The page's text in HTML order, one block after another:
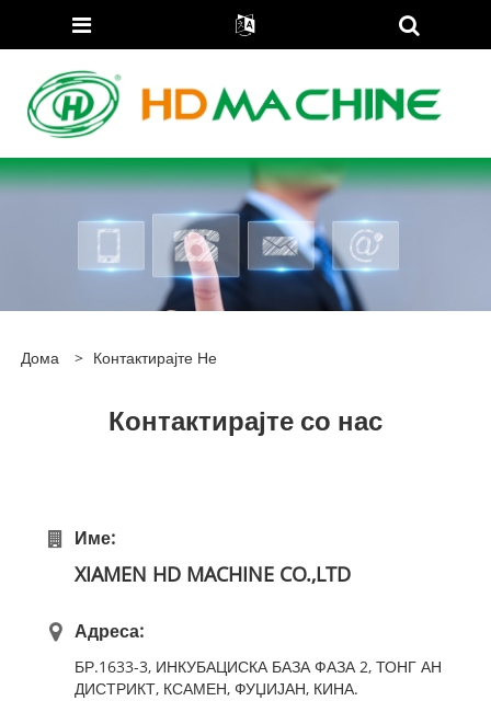
Дома > Контактирајте Не
Контактирајте со нас
Име:
XIAMEN HD MACHINE CO.,LTD
Адреса:
БР.1633-3, ИНКУБАЦИСКА БАЗА ФАЗА 2, ТОНГ АН
ДИСТРИКТ, КСАМЕН, ФУЏИЈАН, КИНА.